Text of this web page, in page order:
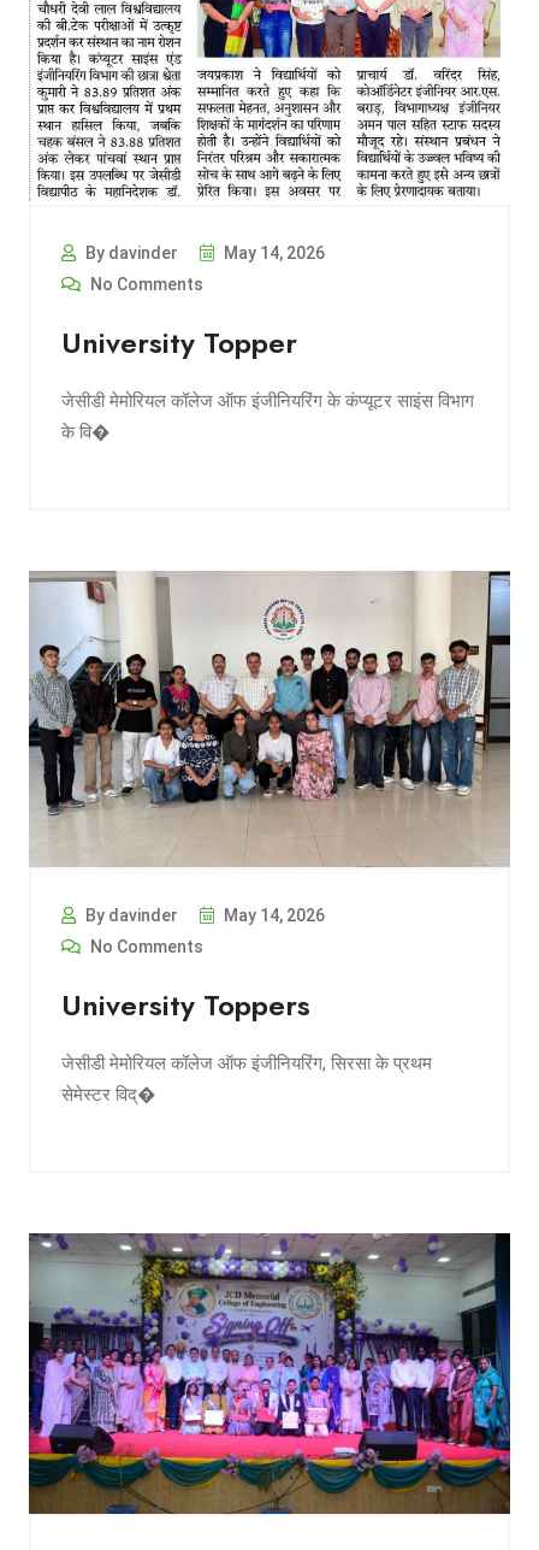
By davinder
May 14, 2026
No Comments
University Topper
जेसीडी मेमोरियल कॉलेज ऑफ इंजीनियरिंग के कंप्यूटर साइंस विभाग
के वि�
By davinder
May 14, 2026
No Comments
University Toppers
जेसीडी मेमोरियल कॉलेज ऑफ इंजीनियरिंग, सिरसा के प्रथम
सेमेस्टर विद्�